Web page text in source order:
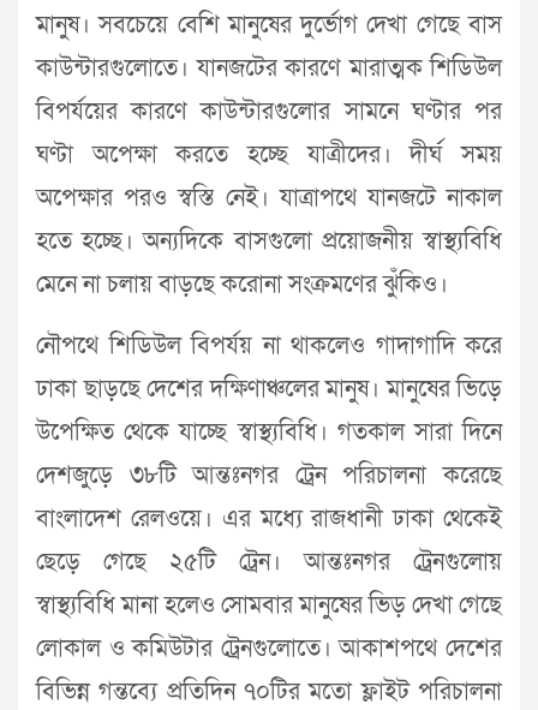
মানুষ। সবচেয়ে বেশি মানুষের দুর্ভোগ দেখা গেছে বাস
কাউন্টারগুলোতে। যানজটের কারণে মারাত্মক শিডিউল
বিপর্যয়ের কারণে কাউন্টারগুলোর সামনে ঘণ্টার পর
ঘণ্টা অপেক্ষা করতে হচ্ছে যাত্রীদের। দীর্ঘ সময়
অপেক্ষার পরও স্বস্তি নেই। যাত্রাপথে যানজটে নাকাল
হতে হচ্ছে। অন্যদিকে বাসগুলো প্রয়োজনীয় স্বাস্থ্যবিধি
মেনে না চলায় বাড়ছে করোনা সংক্রমণের ঝুঁকিও।
নৌপথে শিডিউল বিপর্যয় না থাকলেও গাদাগাদি করে
ঢাকা ছাড়ছে দেশের দক্ষিণাঞ্চলের মানুষ। মানুষের ভিড়ে
উপেক্ষিত থেকে যাচ্ছে স্বাস্থ্যবিধি। গতকাল সারা দিনে
দেশজুড়ে ৩৮টি আন্তঃনগর ট্রেন পরিচালনা করেছে
বাংলাদেশ রেলওয়ে। এর মধ্যে রাজধানী ঢাকা থেকেই
ছেড়ে গেছে ২৫টি ট্রেন। আন্তঃনগর ট্রেনগুলোয়
স্বাস্থ্যবিধি মানা হলেও সোমবার মানুষের ভিড় দেখা গেছে
লোকাল ও কমিউটার ট্রেনগুলোতে। আকাশপথে দেশের
বিভিন্ন গন্তব্যে প্রতিদিন ৭০টির মতো ফ্লাইট পরিচালনা